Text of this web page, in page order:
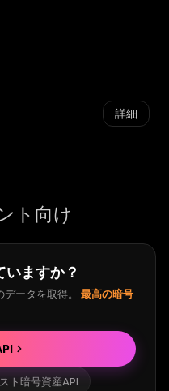
詳細
ト向け
ますか？
ータを取得。
最高の暗号
ト暗号資産API